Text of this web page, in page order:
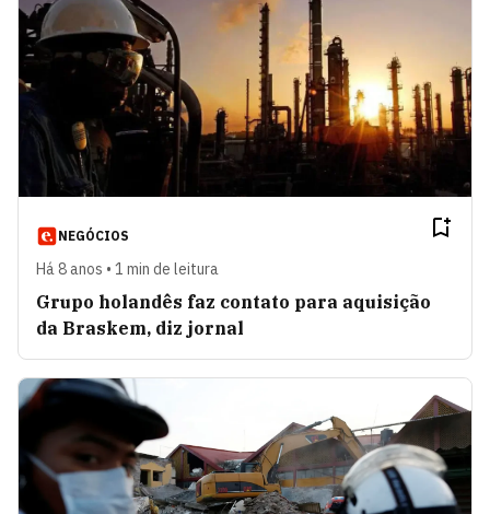
NEGÓCIOS
Há 8 anos • 1 min de leitura
Grupo holandês faz contato para aquisição
da Braskem, diz jornal